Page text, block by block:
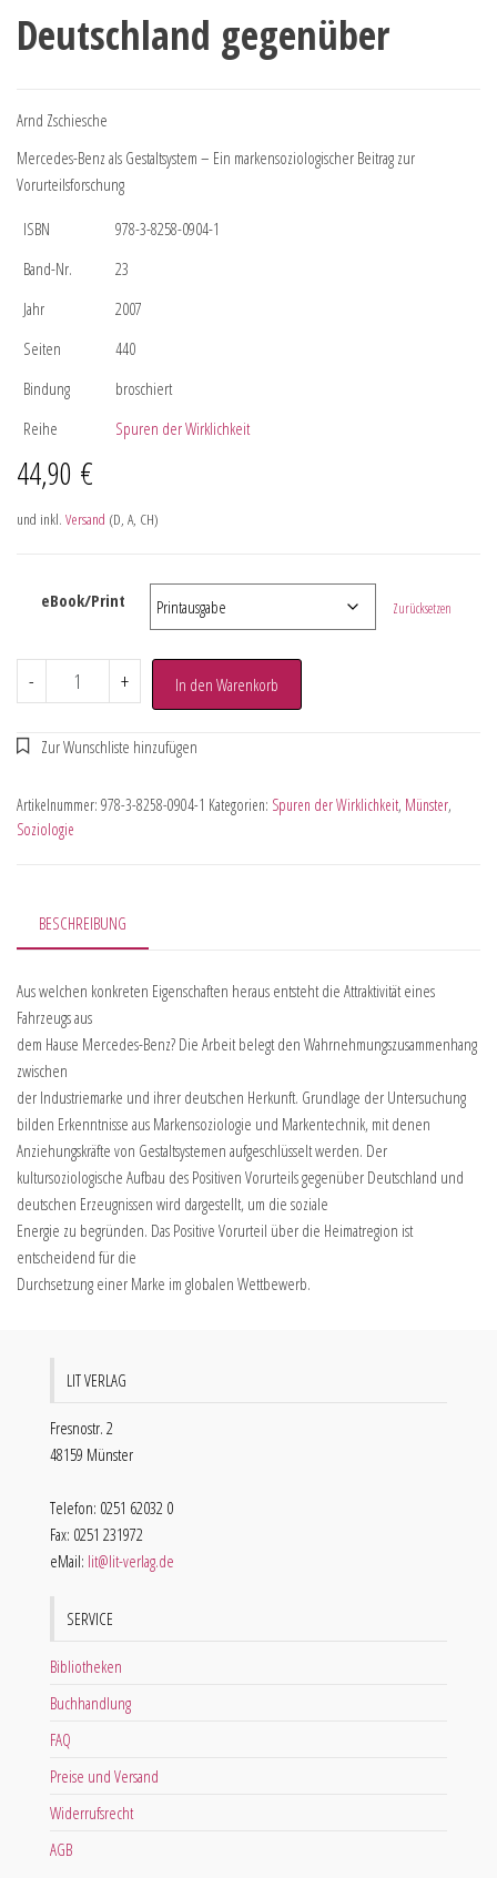
Deutschland gegenüber
Arnd Zschiesche
Mercedes-Benz als Gestaltsystem – Ein markensoziologischer Beitrag zur
Vorurteilsforschung
ISBN
978-3-8258-0904-1
Band-Nr.
23
Jahr
2007
Seiten
440
Bindung
broschiert
Reihe
Spuren der Wirklichkeit
44,90 €
und inkl. Versand (D, A, CH)
eBook/Print Zurücksetzen
- + In den Warenkorb
Artikelnummer: 978-3-8258-0904-1 Kategorien: Spuren der Wirklichkeit, Münster,
Soziologie
BESCHREIBUNG
Aus welchen konkreten Eigenschaften heraus entsteht die Attraktivität eines
Fahrzeugs aus
dem Hause Mercedes-Benz? Die Arbeit belegt den Wahrnehmungszusammenhang
zwischen
der Industriemarke und ihrer deutschen Herkunft. Grundlage der Untersuchung
bilden Erkenntnisse aus Markensoziologie und Markentechnik, mit denen
Anziehungskräfte von Gestaltsystemen aufgeschlüsselt werden. Der
kultursoziologische Aufbau des Positiven Vorurteils gegenüber Deutschland und
deutschen Erzeugnissen wird dargestellt, um die soziale
Energie zu begründen. Das Positive Vorurteil über die Heimatregion ist
entscheidend für die
Durchsetzung einer Marke im globalen Wettbewerb.
LIT VERLAG
Fresnostr. 2
48159 Münster
Telefon: 0251 62032 0
Fax: 0251 231972
eMail: lit@lit-verlag.de
SERVICE
Bibliotheken
Buchhandlung
FAQ
Preise und Versand
Widerrufsrecht
AGB